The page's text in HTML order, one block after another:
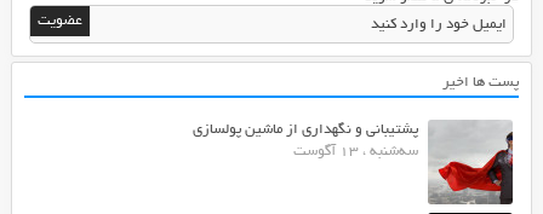
پست ها اخیر
پشتیبانی و نگهداری از ماشین پولسازی
سه‌شنبه ، 13 آگوست